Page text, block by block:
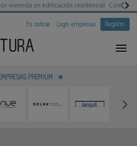
vivienda en edificación residencial
Es noticia Login empresas Registro
PREMIUM